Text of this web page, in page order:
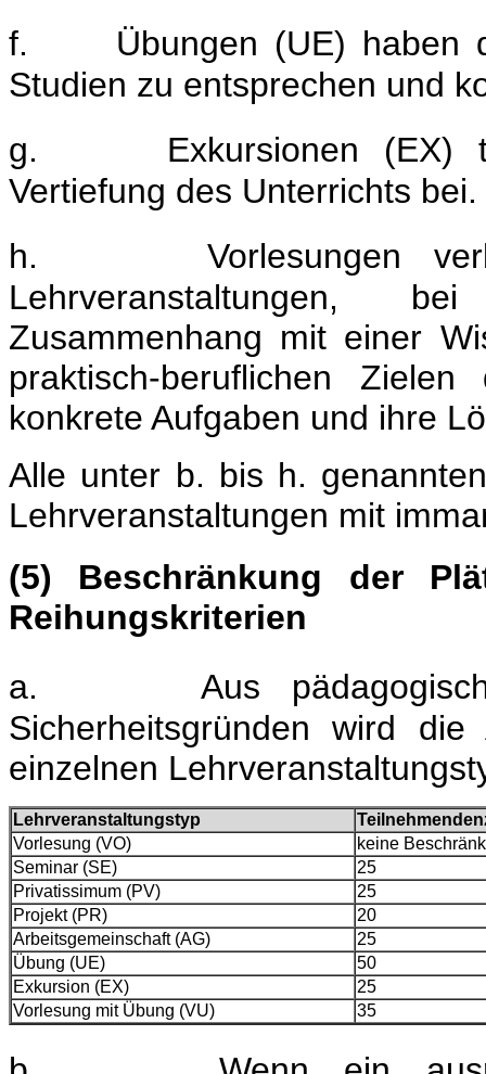
f.
Übungen (UE) haben
Studien zu entsprechen und
g.
Exkursionen (EX)
Vertiefung des Unterrichts bei.
h.
Vorlesungen
Lehrveranstaltungen,
Zusammenhang mit einer
praktisch-beruflichen
konkrete Aufgaben und ihre
Alle unter b. bis h.
Lehrveranstaltungen mit
(5) Beschränkung der
Reihungskriterien
a.
Aus
Sicherheitsgründen wird
einzelnen
Lehrveranstaltungstyp
Vorlesung (VO)
keine
Seminar (SE)
25
Privatissimum (PV)
25
Projekt (PR)
20
Arbeitsgemeinschaft (AG)
25
Übung (UE)
50
Exkursion (EX)
25
Vorlesung mit Übung (VU)
35